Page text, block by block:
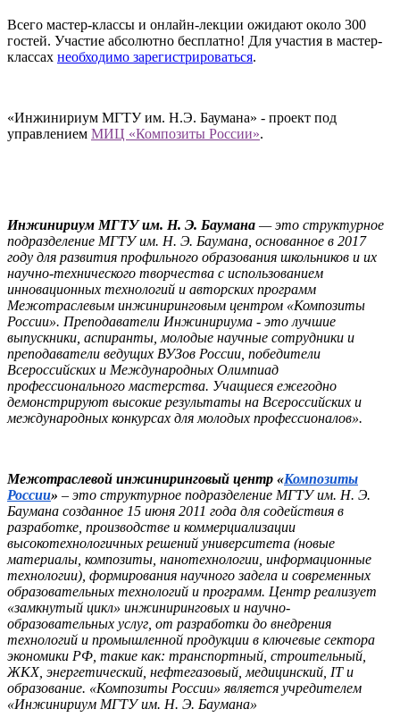
Всего мастер-классы и онлайн-лекции ожидают около 300
гостей. Участие абсолютно бесплатно! Для участия в мастер-
классах необходимо зарегистрироваться.
«Инжинириум МГТУ им. Н.Э. Баумана» - проект под
управлением МИЦ «Композиты России».
Инжинириум МГТУ им. Н. Э. Баумана — это структурное
подразделение МГТУ им. Н. Э. Баумана, основанное в 2017
году для развития профильного образования школьников и их
научно-технического творчества с использованием
инновационных технологий и авторских программ
Межотраслевым инжиниринговым центром «Композиты
России». Преподаватели Инжинириума - это лучшие
выпускники, аспиранты, молодые научные сотрудники и
преподаватели ведущих ВУЗов России, победители
Всероссийских и Международных Олимпиад
профессионального мастерства. Учащиеся ежегодно
демонстрируют высокие результаты на Всероссийских и
международных конкурсах для молодых профессионалов».
Межотраслевой инжиниринговый центр «Композиты
России» – это структурное подразделение МГТУ им. Н. Э.
Баумана созданное 15 июня 2011 года для содействия в
разработке, производстве и коммерциализации
высокотехнологичных решений университета (новые
материалы, композиты, нанотехнологии, информационные
технологии), формирования научного задела и современных
образовательных технологий и программ. Центр реализует
«замкнутый цикл» инжиниринговых и научно-
образовательных услуг, от разработки до внедрения
технологий и промышленной продукции в ключевые сектора
экономики РФ, такие как: транспортный, строительный,
ЖКХ, энергетический, нефтегазовый, медицинский, IT и
образование. «Композиты России» является учредителем
«Инжинириум МГТУ им. Н. Э. Баумана»